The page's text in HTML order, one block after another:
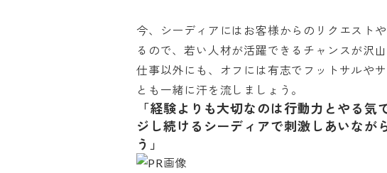
今、シーディアにはお客様からのリクエスト
るので、若い人材が活躍できるチャンスが沢山
仕事以外にも、オフには有志でフットサルや
とも一緒に汗を流しましょう。
「経験よりも大切なのは行動力とやる気
ジし続けるシーディアで刺激しあいなが
う」